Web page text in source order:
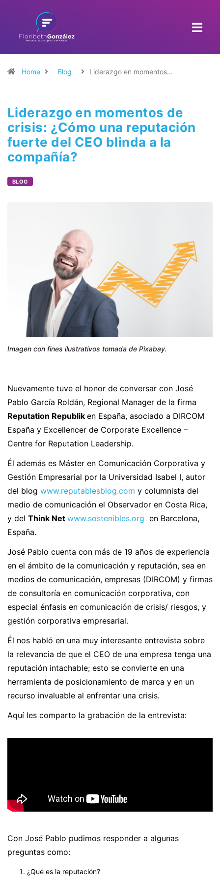
Home Blog Liderazgo en momentos…
Liderazgo en momentos de
crisis: ¿Cómo una reputación
fuerte del CEO blinda a la
compañía?
BLOG
Imagen con fines ilustrativos tomada de Pixabay.
Nuevamente tuve el honor de conversar con José
Pablo García Roldán, Regional Manager de la firma
Reputation Republik en España, asociado a DIRCOM
España y Excellencer de Corporate Excellence –
Centre for Reputation Leadership.
Él además es Máster en Comunicación Corporativa y
Gestión Empresarial por la Universidad Isabel I, autor
del blog www.reputablesblog.com y columnista del
medio de comunicación el Observador en Costa Rica,
y del Think Net www.sostenibles.org en Barcelona,
España.
José Pablo cuenta con más de 19 años de experiencia
en el ámbito de la comunicación y reputación, sea en
medios de comunicación, empresas (DIRCOM) y firmas
de consultoría en comunicación corporativa, con
especial énfasis en comunicación de crisis/ riesgos, y
gestión corporativa empresarial.
Él nos habló en una muy interesante entrevista sobre
la relevancia de que el CEO de una empresa tenga una
reputación intachable; esto se convierte en una
herramienta de posicionamiento de marca y en un
recurso invaluable al enfrentar una crisis.
Aquí les comparto la grabación de la entrevista:
Con José Pablo pudimos responder a algunas
preguntas como:
¿Qué es la reputación?